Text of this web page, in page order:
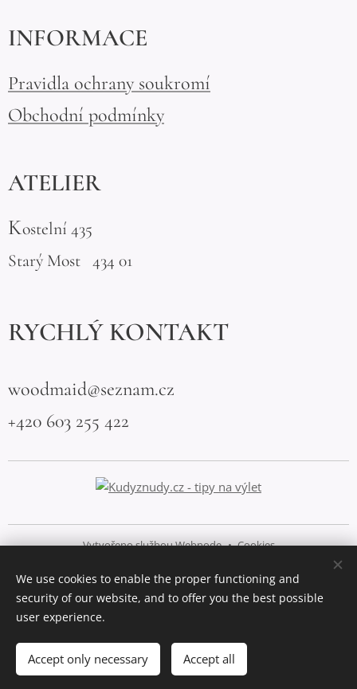
Add to cart
INFORMACE
Pravidla ochrany soukromí
Obchodní podmínky
ATELIER
Kostelní 435
Starý Most 434 01
RYCHLÝ KONTAKT
woodmaid@seznam.cz
+420 603 255 422
Vytvořeno službouWebnode Cookies
Languages
Čeština
English
We use cookies to enable the proper functioning and
security of our website, and to offer you the best possible
user experience.
Accept only necessary Accept all